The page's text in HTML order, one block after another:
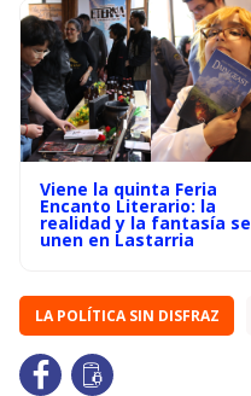
Viene la quinta Feria
Encanto Literario: la
realidad y la fantasía se
unen en Lastarria
LA POLÍTICA SIN DISFRAZ